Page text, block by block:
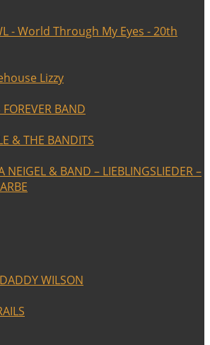
- World Through My Eyes - 20th
Lizzy
FOREVER BAND
& THE BANDITS
NEIGEL & BAND – LIEBLINGSLIEDER –
WILSON